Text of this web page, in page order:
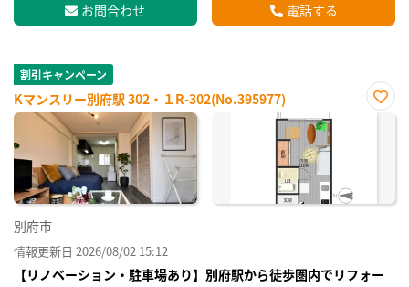
お問合わせ 電話する
割引キャンペーン
Kマンスリー別府駅 302・１R-302(No.395977)
お気
別府市
情報更新日 2026/08/02 15:12
【リノベーション・駐車場あり】別府駅から徒歩圏内でリフォー